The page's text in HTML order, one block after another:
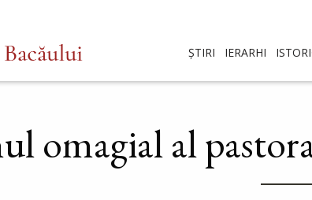
ȘTIRI IERARHI
omagial al